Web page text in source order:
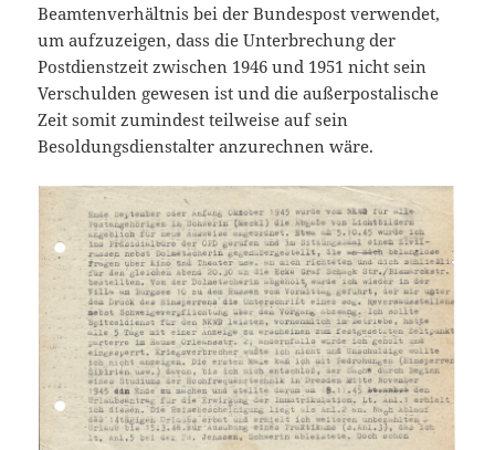
Beamtenverhältnis bei der Bundespost verwendet,
um aufzuzeigen, dass die Unterbrechung der
Postdienstzeit zwischen 1946 und 1951 nicht sein
Verschulden gewesen ist und die außerpostalische
Zeit somit zumindest teilweise auf sein
Besoldungsdienstalter anzurechnen wäre.